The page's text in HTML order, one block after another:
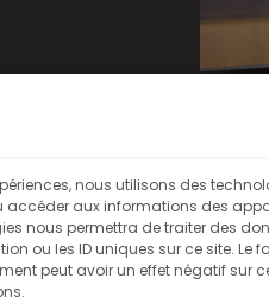
nous utilisons des
accéder aux informations des
nous permettra de traiter des
ou les ID uniques sur ce site. Le
peut avoir un effet négatif sur
Politique de